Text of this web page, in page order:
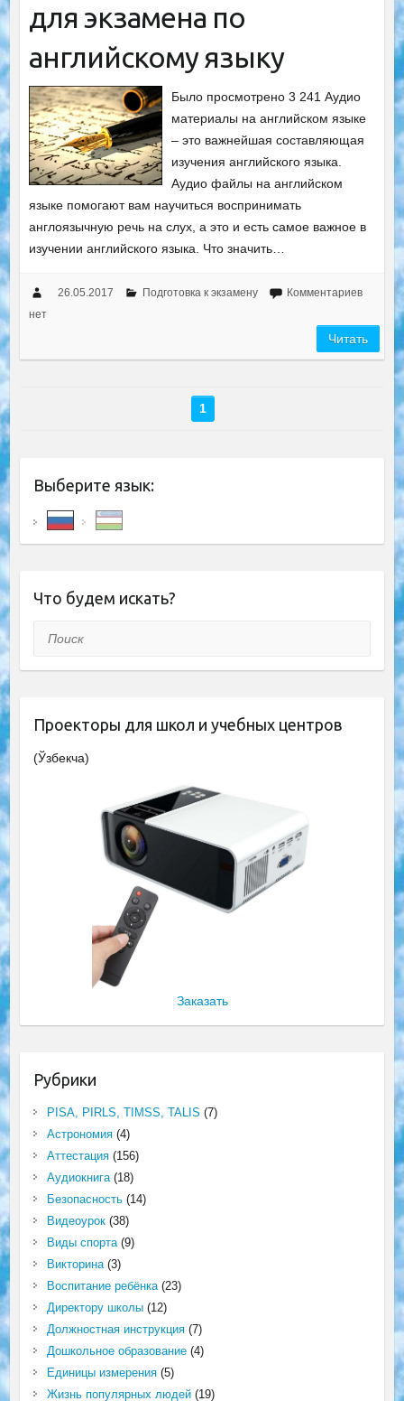
для экзамена по
английскому языку
Было просмотрено 3 241 Аудио
материалы на английском языке
– это важнейшая составляющая
изучения английского языка.
Аудио файлы на английском
языке помогают вам научиться воспринимать
англоязычную речь на слух, а это и есть самое важное в
изучении английского языка. Что значить…
26.05.2017 Подготовка к экзамену
Комментариев
нет
Читать
1
Выберите язык:
Что будем искать?
Поиск
Проекторы для школ и учебных центров
(Ўзбекча)
Заказать
Рубрики
PISA, PIRLS, TIMSS, TALIS (7)
Астрономия(4)
Аттестация(156)
Аудиокнига(18)
Безопасность(14)
Видеоурок(38)
Виды спорта(9)
Викторина(3)
Воспитание ребёнка(23)
Директору школы(12)
Должностная инструкция(7)
Дошкольное образование(4)
Единицы измерения(5)
Жизнь популярных людей(19)